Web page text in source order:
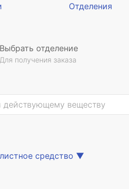
Отделения
Выбрать отделение
Для получения заказа
средство ▼